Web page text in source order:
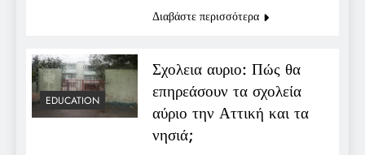
Διαβάστε περισσότερα
EDUCATION
Σχολεια αυριο: Πώς θα
επηρεάσουν τα σχολεία
αύριο την Αττική και τα
νησιά;